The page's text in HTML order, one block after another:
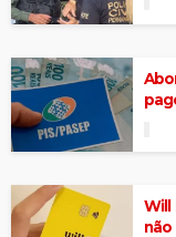
Will